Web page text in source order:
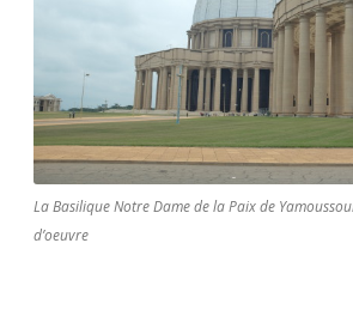
La Basilique Notre Dame de la Paix de
d’oeuvre